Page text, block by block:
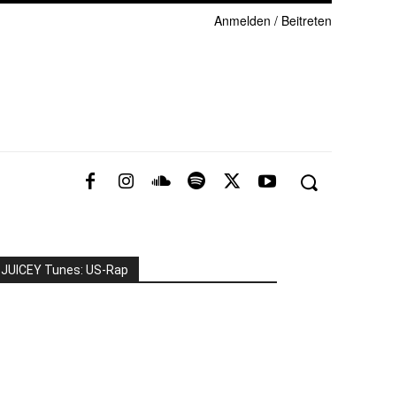
Anmelden / Beitreten
JUICEY Tunes: US-Rap